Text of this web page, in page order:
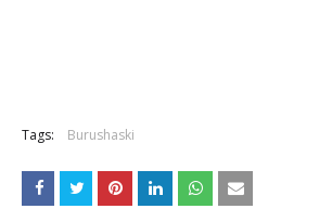
Tags: Burushaski